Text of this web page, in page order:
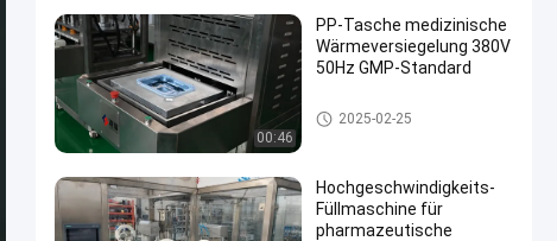
00:46
PP-Tasche medizinische
Wärmeversiegelung 380V
50Hz GMP-Standard
Medizinischer Wärmesiegel
2025-02-25
Hochgeschwindigkeits-
Füllmaschine für
pharmazeutische